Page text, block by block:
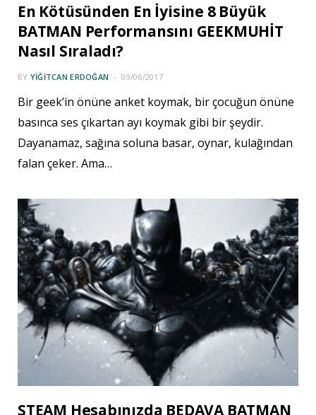
En Kötüsünden En İyisine 8 Büyük
BATMAN Performansını GEEKMUHİT
Nasıl Sıraladı?
BY YIĞITCAN ERDOĞAN 09/06/2017
Bir geek’in önüne anket koymak, bir çocuğun önüne
basınca ses çıkartan ayı koymak gibi bir şeydir.
Dayanamaz, sağına soluna basar, oynar, kulağından
falan çeker. Ama…
STEAM Hesabınızda BEDAVA BATMAN